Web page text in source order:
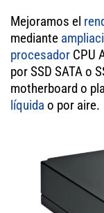
Mejoramos el
mediante
procesador CPU
por SSD SATA o
motherboard o
líquida o por aire.